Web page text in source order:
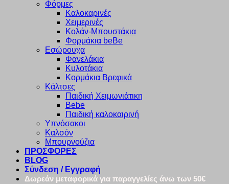
Φόρμες
Καλοκαρινές
Χειμερινές
Κολάν-Μπουστάκια
Φορμάκια beBe
Εσώρουχα
Φανελάκια
Κυλοτάκια
Κορμάκια Βρεφικά
Κάλτσες
Παιδική Χειμωνιάτικη
Bebe
Παιδική καλοκαιρινή
Υπνόσακοι
Καλσόν
Μπουρνούζια
ΠΡΟΣΦΟΡΕΣ
BLOG
Σύνδεση / Εγγραφή
Δωρεάν μεταφορικά για παραγγελίες άνω των 50€